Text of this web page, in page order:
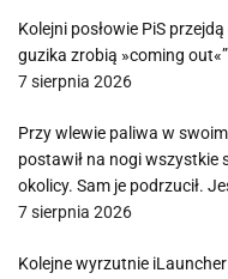
Kolejni posłowie PiS
guzika zrobią »coming out«”
7 sierpnia 2026
Przy wlewie paliwa w
postawił na nogi wszystkie
okolicy. Sam je podrzucił.
7 sierpnia 2026
Kolejne wyrzutnie